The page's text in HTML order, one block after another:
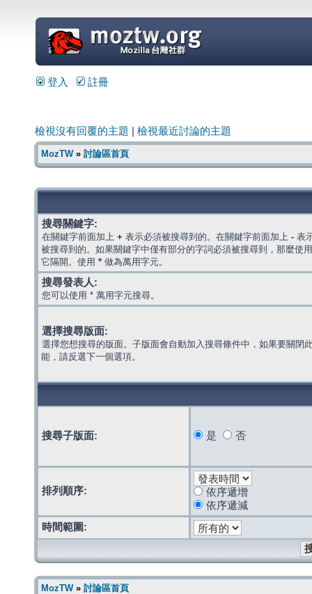
=
登入 註冊
檢視沒有回覆的主題 檢視最近討論的主題
MozTW» 討論區首頁
搜尋關鍵字:
在關鍵字前面加上 + 表示必須被搜尋到的。在關鍵字前面加上 - 表
被搜尋到的。如果關鍵字中僅有部分的字詞必須被搜尋到，那麼使
它隔開。使用 * 做為萬用字元。
搜尋發表人:
您可以使用 * 萬用字元搜尋。
選擇搜尋版面:
選擇您想搜尋的版面。子版面會自動加入搜尋條件中，如果要關閉
能，請反選下一個選項。
搜尋子版面: 是 否
排列順序:
依序遞增
依序遞減
時間範圍:
MozTW» 討論區首頁